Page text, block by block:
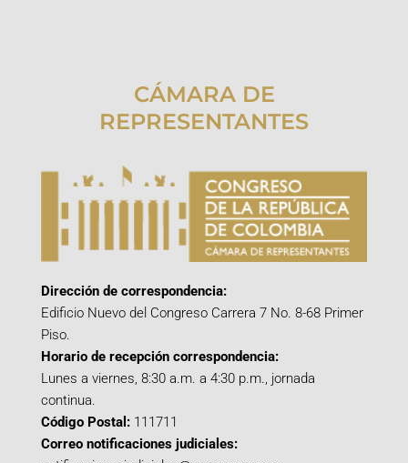
CÁMARA DE
REPRESENTANTES
Dirección de correspondencia:
Edificio Nuevo del Congreso Carrera 7 No. 8-68 Primer
Piso.
Horario de recepción correspondencia:
Lunes a viernes, 8:30 a.m. a 4:30 p.m., jornada
continua.
Código Postal: 111711
Correo notificaciones judiciales: